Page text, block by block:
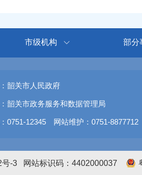
市级机构 部分
韶关市人民政府
韶关市政务服务和数据管理局
0751-12345 网站维护：0751-8877712
号-3网站标识码：4402000037